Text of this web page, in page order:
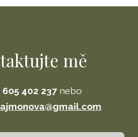
mě
605 402 237nebo